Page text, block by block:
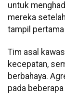
untuk
mereka
tampil
Tim asal
kecepatan,
berbahaya.
pada